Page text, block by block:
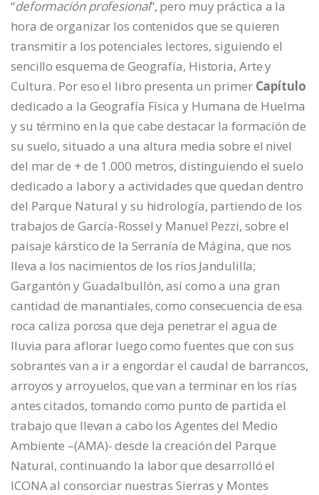
“deformación profesional”, pero muy práctica a la
hora de organizar los contenidos que se quieren
transmitir a los potenciales lectores, siguiendo el
sencillo esquema de Geografía, Historia, Arte y
Cultura. Por eso el libro presenta un primer Capítulo
dedicado a la Geografía Física y Humana de Huelma
y su término en la que cabe destacar la formación de
su suelo, situado a una altura media sobre el nivel
del mar de + de 1.000 metros, distinguiendo el suelo
dedicado a labor y a actividades que quedan dentro
del Parque Natural y su hidrología, partiendo de los
trabajos de García-Rossel y Manuel Pezzi, sobre el
paisaje kárstico de la Serranía de Mágina, que nos
lleva a los nacimientos de los ríos Jandulilla;
Gargantón y Guadalbullón, así como a una gran
cantidad de manantiales, como consecuencia de esa
roca caliza porosa que deja penetrar el agua de
lluvia para aflorar luego como fuentes que con sus
sobrantes van a ir a engordar el caudal de barrancos,
arroyos y arroyuelos, que van a terminar en los rías
antes citados, tomando como punto de partida el
trabajo que llevan a cabo los Agentes del Medio
Ambiente –(AMA)- desde la creación del Parque
Natural, continuando la labor que desarrolló el
ICONA al consorciar nuestras Sierras y Montes